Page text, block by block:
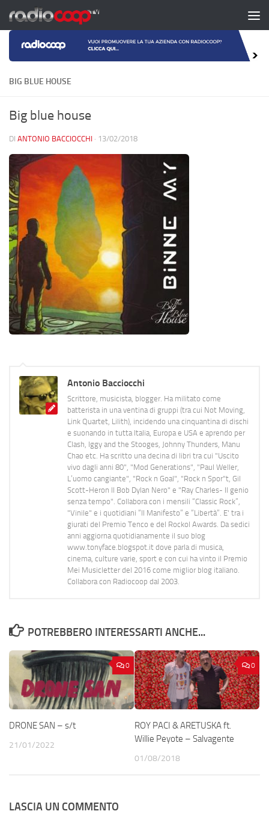
Salta al contenuto
BIG BLUE HOUSE
Big blue house
DI ANTONIO BACCIOCCHI · 13/02/2018
Antonio Bacciocchi
Scrittore, musicista, blogger. Ha militato come
batterista in una ventina di gruppi (tra cui Not Moving,
Link Quartet, Lilith), incidendo una cinquantina di dischi
e suonando in tutta Italia, Europa e USA e aprendo per
Clash, Iggy and the Stooges, Johnny Thunders, Manu
Chao etc. Ha scritto una decina di libri tra cui "Uscito
vivo dagli anni 80", "Mod Generations", "Paul Weller,
L’uomo cangiante", "Rock n Goal", "Rock n Spor"t, Gil
Scott-Heron Il Bob Dylan Nero" e "Ray Charles- Il genio
senza tempo". Collabora con i mensili “Classic Rock”,
"Vinile" e i quotidiani “Il Manifesto” e “Libertà”. E' tra i
giurati del Premio Tenco e del Rockol Awards. Da sedici
anni aggiorna quotidianamente il suo blog
www.tonyface.blogspot.it dove parla di musica,
cinema, culture varie, sport e con cui ha vinto il Premio
Mei Musicletter del 2016 come miglior blog italiano.
Collabora con Radiocoop dal 2003.
POTREBBERO INTERESSARTI ANCHE...
0
DRONE SAN – s/t
21/01/2022
0
ROY PACI & ARETUSKA ft.
Willie Peyote – Salvagente
01/08/2018
LASCIA UN COMMENTO